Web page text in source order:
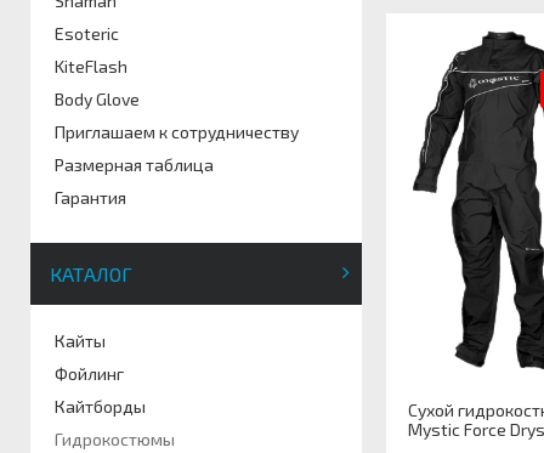
Esoteric
KiteFlash
Body Glove
Приглашаем к сотрудничеству
Размерная таблица
Гарантия
КАТАЛОГ
Кайты
Фойлинг
Кайтборды
Гидрокостюмы
Сухой
Mystic Force